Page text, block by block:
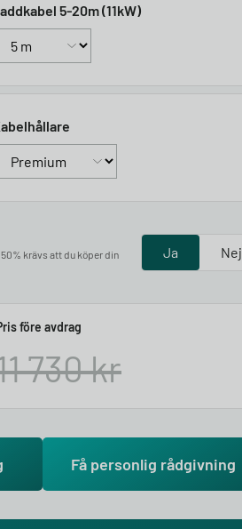
5-20m (11kW)
krävs att du köper din Ja Nej
före avdrag
730kr
Få personlig rådgivning